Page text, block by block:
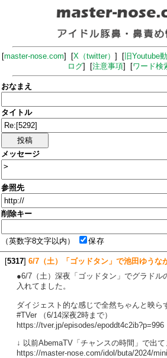
[master-nose.com] [X（twitter） ] [旧Youtube
ログ] [注意事項] [ワード検
おなまえ
タイトル
メッセージ
参照先
削除キー
（英数字8文字以内） 保存
[5317] 6/7（土）「ゴッドタン」で池田ゆうな
●6/7（土）深夜「ゴッドタン」でグラドル
入れてました。
ダイジェスト的な感じで全然ちゃんと映ら
#TVer （6/14深夜2時まで）
https://tver.jp/episodes/epoddt4c2ib?p=996
↓ 以前AbemaTV「チャンスの時間」で出て
https://master-nose.com/idol/buta/2024/